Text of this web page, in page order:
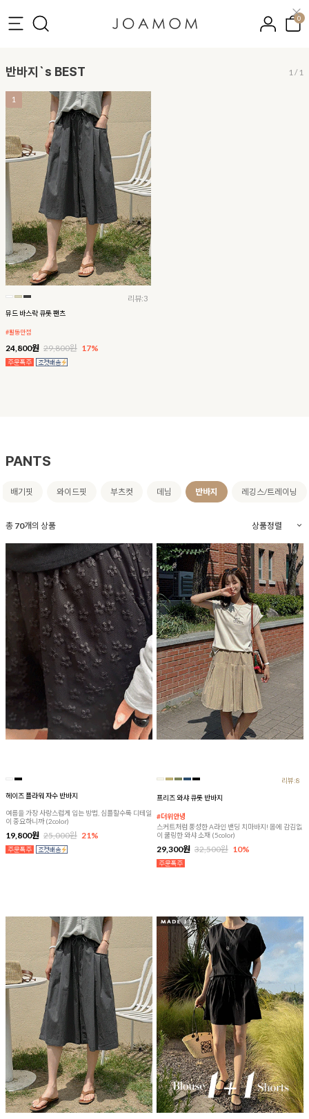
0
반바지`s BEST 1/ 1
1
리뷰:3
뮤드 바스락 큐롯 팬츠
#활동만점
24,800원 29,800원 17%
PANTS
배기핏 와이드핏 부츠컷 데님 반바지 레깅스/트레이닝
총 70개의 상품
헤이즈 플라워 자수 반바지
여름을 가장 사랑스럽게 입는 방법, 심플할수록 디테일
이 중요하니까 (2color)
19,800원 25,000원 21%
리뷰:8
프리즈 와샤 큐롯 반바지
#더위안녕
스커트처럼 풍성한 A라인 밴딩 치마바지! 몸에 감김없
이 쿨링한 와샤 소재 (5color)
29,300원 32,500원 10%